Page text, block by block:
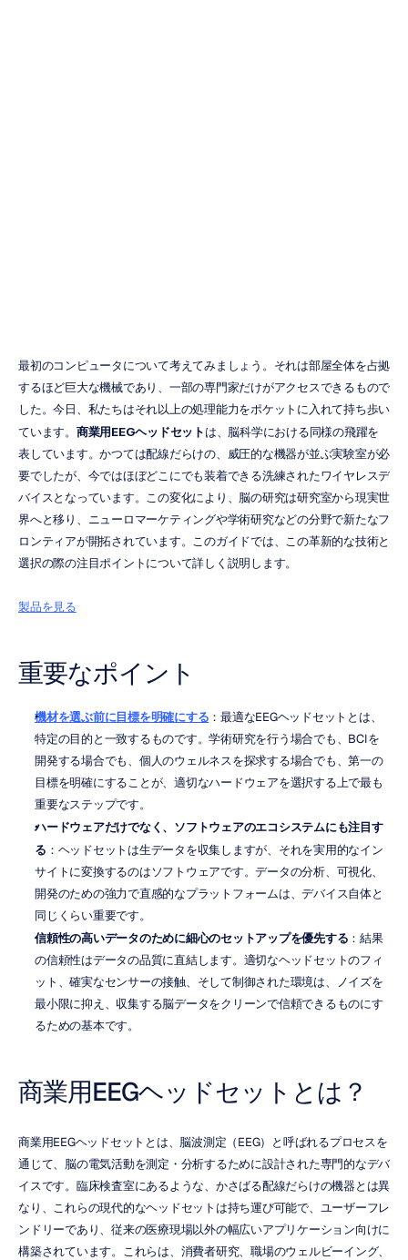
最初のコンピュータについて考えてみましょう。それは部屋全体を占拠
するほど巨大な機械であり、一部の専門家だけがアクセスできるもので
した。今日、私たちはそれ以上の処理能力をポケットに入れて持ち歩い
ています。 商業用EEGヘッドセットは、脳科学における同様の飛躍を
表しています。かつては配線だらけの、威圧的な機器が並ぶ実験室が必
要でしたが、今ではほぼどこにでも装着できる洗練されたワイヤレスデ
バイスとなっています。この変化により、脳の研究は研究室から現実世
界へと移り、ニューロマーケティングや学術研究などの分野で新たなフ
ロンティアが開拓されています。このガイドでは、この革新的な技術と
選択の際の注目ポイントについて詳しく説明します。
製品を見る
重要なポイント
機材を選ぶ前に目標を明確にする ：最適なEEGヘッドセットとは、
特定の目的と一致するものです。学術研究を行う場合でも、BCIを
開発する場合でも、個人のウェルネスを探求する場合でも、第一の
目標を明確にすることが、適切なハードウェアを選択する上で最も
重要なステップです。
ハードウェアだけでなく、ソフトウェアのエコシステムにも注目す
る ：ヘッドセットは生データを収集しますが、それを実用的なイン
サイトに変換するのはソフトウェアです。データの分析、可視化、
開発のための強力で直感的なプラットフォームは、デバイス自体と
同じくらい重要です。
信頼性の高いデータのために細心のセットアップを優先する ：結果
の信頼性はデータの品質に直結します。適切なヘッドセットのフィ
ット、確実なセンサーの接触、そして制御された環境は、ノイズを
最小限に抑え、収集する脳データをクリーンで信頼できるものにす
るための基本です。
商業用EEGヘッドセットとは？
商業用EEGヘッドセットとは、脳波測定（EEG）と呼ばれるプロセスを
通じて、脳の電気活動を測定・分析するために設計された専門的なデバ
イスです。臨床検査室にあるような、かさばる配線だらけの機器とは異
なり、これらの現代的なヘッドセットは持ち運び可能で、ユーザーフレ
ンドリーであり、従来の医療現場以外の幅広いアプリケーション向けに
構築されています。これらは、消費者研究、職場のウェルビーイング、